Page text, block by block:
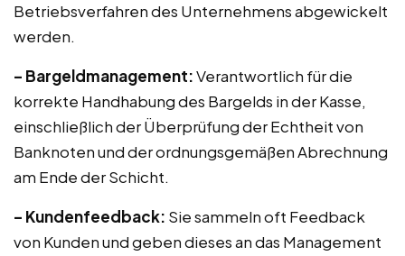
Betriebsverfahren des Unternehmens abgewickelt
werden.
– Bargeldmanagement:Verantwortlich für die
korrekte Handhabung des Bargelds in der Kasse,
einschließlich der Überprüfung der Echtheit von
Banknoten und der ordnungsgemäßen Abrechnung
am Ende der Schicht.
– Kundenfeedback: Sie sammeln oft Feedback
von Kunden und geben dieses an das Management